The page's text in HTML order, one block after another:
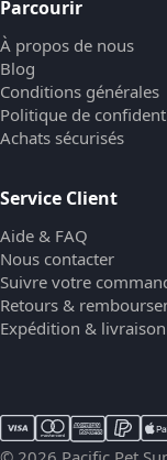
Parcourir
À propos de nous
Blog
Conditions générales
Politique de
Achats sécurisés
Service Client
Aide & FAQ
Nous contacter
Suivre votre
Retours &
Expédition & livraison